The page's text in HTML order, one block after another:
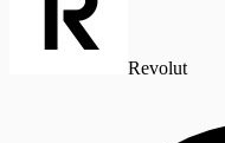
Revolut